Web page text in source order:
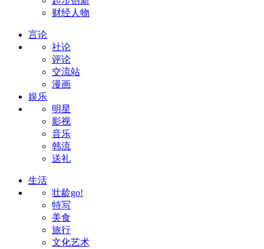
财经人物
言论
社论
评论
交流站
漫画
娱乐
明星
影视
音乐
韩流
送礼
生活
壮龄go!
特写
美食
旅行
文化艺术